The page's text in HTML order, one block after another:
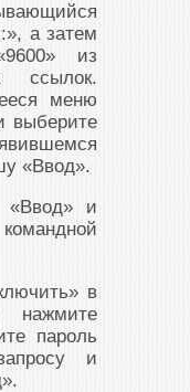
а затем
из
ссылок.
меню
выберите
«Ввод».
«Ввод» и
в
нажмите
пароль
и